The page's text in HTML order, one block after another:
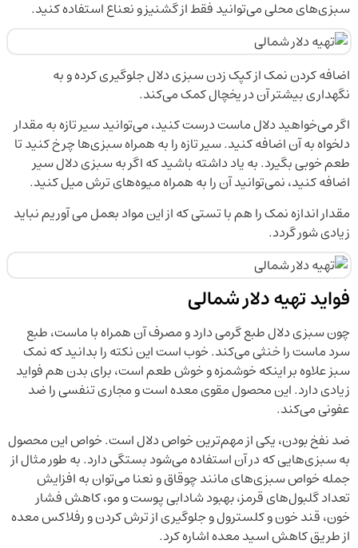
سبزی‌های محلی می‌توانید فقط از گشنیز و نعناع استفاده کنید.
اضافه کردن نمک از کپک زدن سبزی دلال جلوگیری کرده و به
نگهداری بیشتر آن در یخچال کمک می‌کند.
اگر می‌خواهید دلال ماست درست کنید، می‌توانید سیر تازه به مقدار
دلخواه به آن اضافه کنید. سیر تازه را به همراه سبزی‌ها چرخ کنید تا
طعم خوبی بگیرد. به یاد داشته باشید که اگر به سبزی دلال سیر
اضافه کنید، نمی‌توانید آن را به همراه میوه‌های ترش میل کنید.
مقدار اندازه نمک را هم با تستی که از این مواد بعمل می آوریم نباید
زیادی شور گردد.
فواید تهیه دلار شمالی
چون سبزی دلال طبع گرمی دارد و مصرف آن همراه با ماست، طبع
سرد ماست را خنثی می‌کند. خوب است این نکته را بدانید که نمک
سبز علاوه بر اینکه خوشمزه و خوش طعم است، برای بدن هم فواید
زیادی دارد. این محصول مقوی معده است و مجاری تنفسی را ضد
عفونی می‌کند.
ضد نفخ بودن، یکی از مهم‌ترین خواص دلال است. خواص این محصول
به سبزی‌هایی که در آن استفاده می‌شود بستگی دارد. به طور مثال از
جمله خواص سبزی‌های مانند چوقاق و نعنا می‌توان به افزایش
تعداد گلبول‌های قرمز، بهبود شادابی پوست و مو، کاهش فشار
خون، قند خون و کلسترول و جلوگیری از ترش کردن و رفلاکس معده
از طریق کاهش اسید معده اشاره کرد.